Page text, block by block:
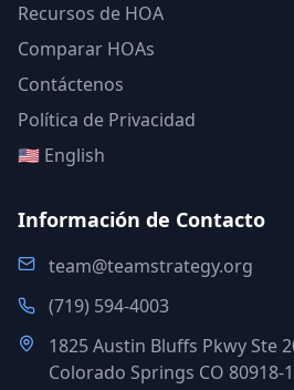
Recursos de HOA
Comparar HOAs
Contáctenos
Política de Privacidad
🇺🇸 English
Información de Contacto
team@teamstrategy.org
(719) 594-4003
1825 Austin Bluffs Pkwy Ste
Colorado Springs CO 80918-